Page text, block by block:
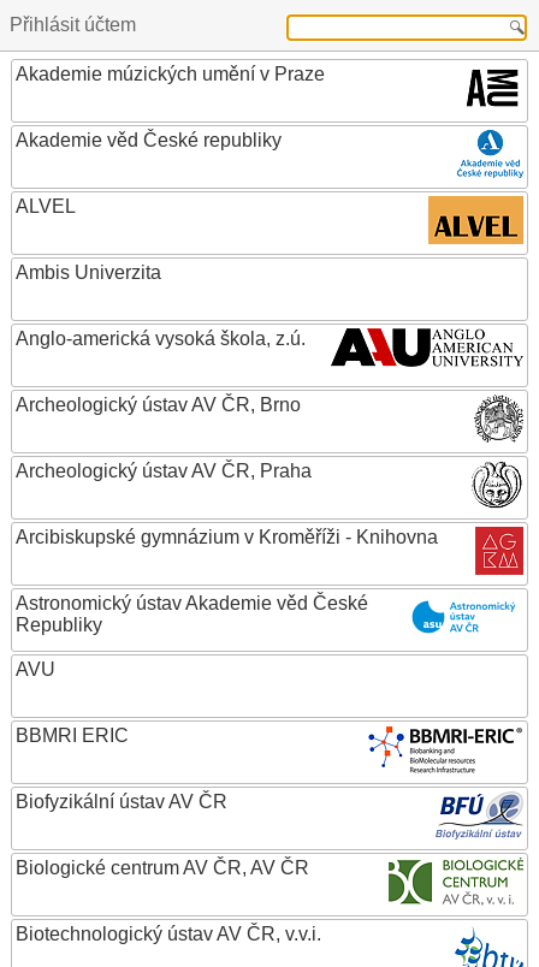
Přihlásit účtem
Akademie múzických umění v Praze
Akademie věd České republiky
ALVEL
Ambis Univerzita
Anglo-americká vysoká škola, z.ú.
Archeologický ústav AV ČR, Brno
Archeologický ústav AV ČR, Praha
Arcibiskupské gymnázium v Kroměříži - Knihovna
Astronomický ústav Akademie věd České
Republiky
AVU
BBMRI ERIC
Biofyzikální ústav AV ČR
Biologické centrum AV ČR, AV ČR
Biotechnologický ústav AV ČR, v.v.i.